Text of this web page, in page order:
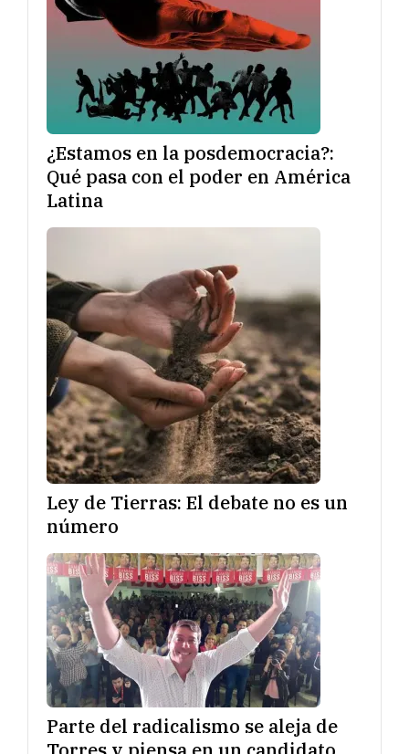
¿Estamos en la posdemocracia?:
Qué pasa con el poder en América
Latina
Ley de Tierras: El debate no es un
número
Parte del radicalismo se aleja de